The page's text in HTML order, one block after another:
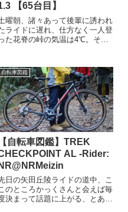
【65台目】
曜朝、諸々あって後輩に誘われ
ライドに遅れ、仕方なく一人登
た花脊の峠の気温は4℃。そこ
…」と話しかけてくださった乗
手と思しきサイクリストはその
も富士砂利1.3@kyotor...
自転車図鑑
【自転車図鑑】TREK
AL -Rider:
NR@NRMeizin
日の矢田丘陵ライドの道中、こ
のところかっくさんと会えば毎
決まって話題に上がる、とある